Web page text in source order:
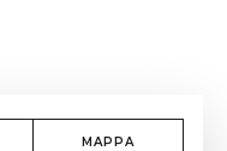
MAPPA